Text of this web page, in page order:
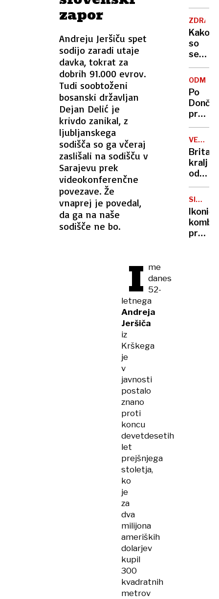
zapor
Andreju Jeršiču spet
sodijo zaradi utaje
davka, tokrat za
dobrih 91.000 evrov.
Tudi soobtoženi
bosanski državljan
Dejan Delić je
krivdo zanikal, z
ljubljanskega
sodišča so ga včeraj
zaslišali na sodišču v
Sarajevu prek
videokonferenčne
povezave. Že
vnaprej je povedal,
da ga na naše
sodišče ne bo.
I me
danes
52-
letnega
Andreja
Jeršiča
iz
Krškega
je
v
javnosti
postalo
znano
proti
koncu
devetdesetih
let
prejšnjega
stoletja,
ko
je
za
dva
milijona
ameriških
dolarjev
kupil
300
kvadratnih
metrov
sploh
delu
voda
Kako
so
se
cilji
vlade
Po
Karma
je
psica,
Nico
pa
njen
sin
VELIKA
kralj
zaradi
raka
SIMBOL
kombi